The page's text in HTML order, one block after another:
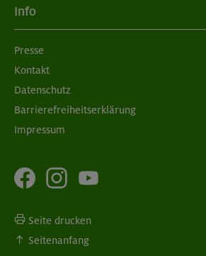
Info
Presse
Kontakt
Datenschutz
Barrierefreiheitserklärung
Impressum
Seite drucken
Seitenanfang